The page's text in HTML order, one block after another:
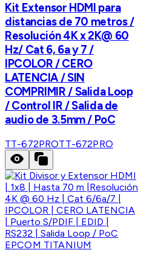
Kit Extensor HDMI para
distancias de 70 metros /
Resolución 4K x 2K@ 60
Hz/ Cat 6, 6a y 7 /
IPCOLOR / CERO
LATENCIA / SIN
COMPRIMIR / Salida Loop
/ Control IR / Salida de
audio de 3.5mm / PoC
TT-672PROTT-672PRO
EPCOM TITANIUM